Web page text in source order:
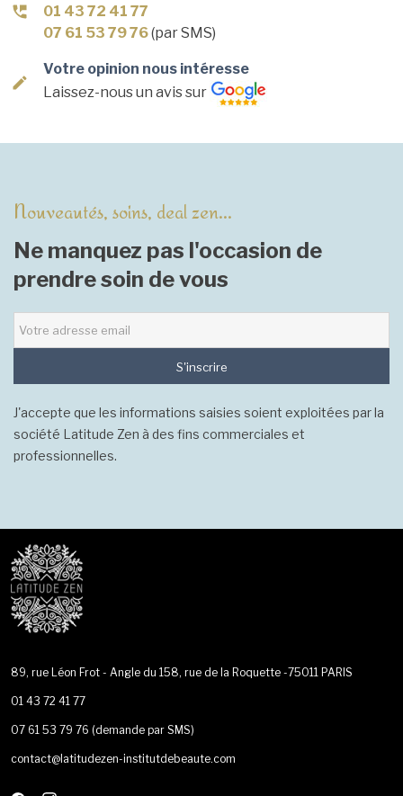
01 43 72 41 77
07 61 53 79 76(par SMS)
Votre opinion nous intéresse
Laissez-nous un avis sur
Nouveautés, soins, deal zen...
Ne manquez pas l'occasion de
prendre soin de vous
S'inscrire
J'accepte que les informations saisies soient exploitées par la
société Latitude Zen à des fins commerciales et
professionnelles.
89, rue Léon Frot - Angle du 158, rue de la Roquette -75011 PARIS
01 43 72 41 77
07 61 53 79 76 (demande par SMS)
contact@latitudezen-institutdebeaute.com